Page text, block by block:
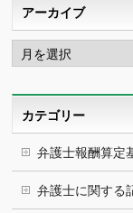
アーカイブ
ア
ー
カ
カテゴリー
弁護士報酬算定
弁護士に関する